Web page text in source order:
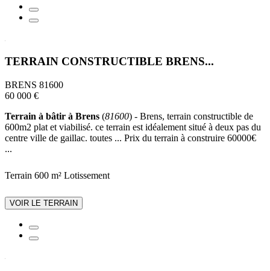
TERRAIN CONSTRUCTIBLE BRENS...
BRENS 81600
60 000 €
Terrain à bâtir à Brens (81600) - Brens, terrain constructible de
600m2 plat et viabilisé. ce terrain est idéalement situé à deux pas du
centre ville de gaillac. toutes ... Prix du terrain à construire 60000€
...
Terrain 600 m² Lotissement
VOIR LE TERRAIN